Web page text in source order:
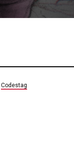
Codestag